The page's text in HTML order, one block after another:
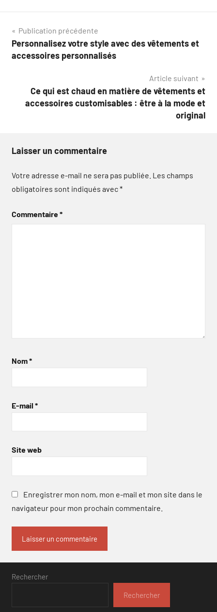
Navigation
de
Publication précédente
Personnalisez votre style avec des vêtements et
accessoires personnalisés
Article suivant
Ce qui est chaud en matière de vêtements et
accessoires customisables : être à la mode et
original
Laisser un commentaire
Votre adresse e-mail ne sera pas publiée. Les champs
obligatoires sont indiqués avec*
Commentaire*
Nom*
E-mail *
Site web
Enregistrer mon nom, mon e-mail et mon site dans le
navigateur pour mon prochain commentaire.
Rechercher
Rechercher